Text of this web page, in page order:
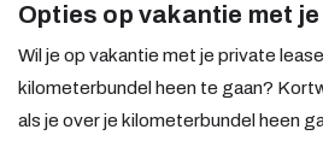
Opties op vakantie met
Wil je op vakantie met je private
kilometerbundel heen te gaan?
als je over je kilometerbundel heen